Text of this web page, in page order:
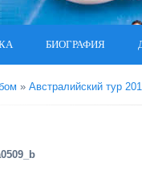
БИОГРАФИЯ
» Австралийский тур